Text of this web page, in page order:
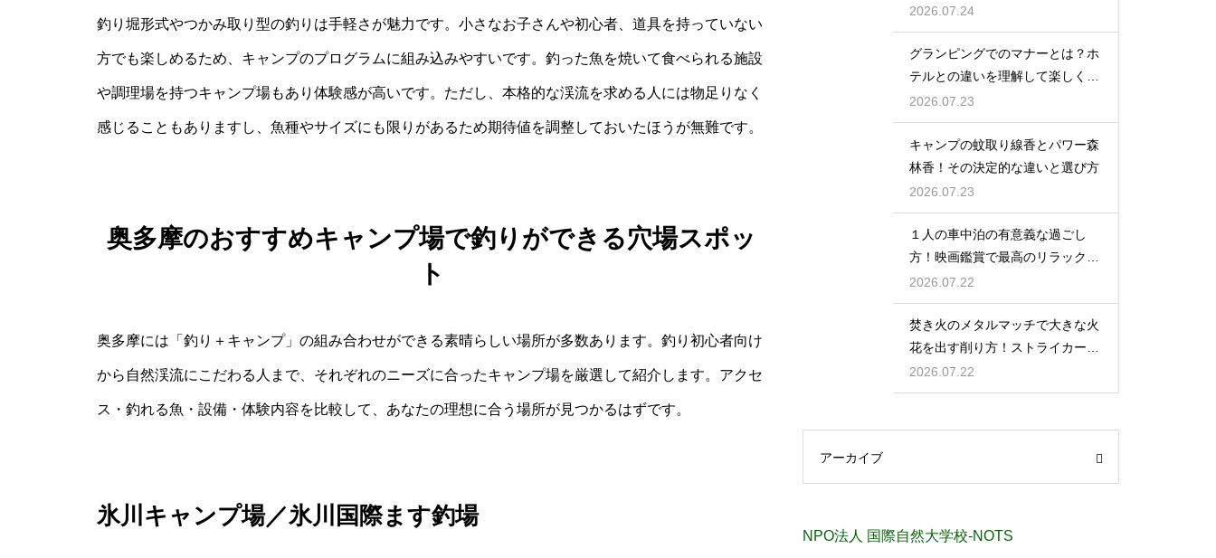
釣り堀形式やつかみ取り型の釣りは手軽さが魅力です。小さなお子さんや初心者、道具を持っていない
方でも楽しめるため、キャンプのプログラムに組み込みやすいです。釣った魚を焼いて食べられる施設
や調理場を持つキャンプ場もあり体験感が高いです。ただし、本格的な渓流を求める人には物足りなく
感じることもありますし、魚種やサイズにも限りがあるため期待値を調整しておいたほうが無難です。
奥多摩のおすすめキャンプ場で釣りができる穴場スポッ
ト
奥多摩には「釣り＋キャンプ」の組み合わせができる素晴らしい場所が多数あります。釣り初心者向け
から自然渓流にこだわる人まで、それぞれのニーズに合ったキャンプ場を厳選して紹介します。アクセ
ス・釣れる魚・設備・体験内容を比較して、あなたの理想に合う場所が見つかるはずです。
氷川キャンプ場／氷川国際ます釣場
えるセット
2026.07.24
グランピングでのマナーとは？ホ
テルとの違いを理解して楽しく過
ごす
2026.07.23
キャンプの蚊取り線香とパワー森
林香！その決定的な違いと選び方
2026.07.23
１人の車中泊の有意義な過ごし
方！映画鑑賞で最高のリラックス
タイム
2026.07.22
焚き火のメタルマッチで大きな火
花を出す削り方！ストライカーの
角度の秘密
2026.07.22
アーカイブ
NPO法人 国際自然大学校-NOTS